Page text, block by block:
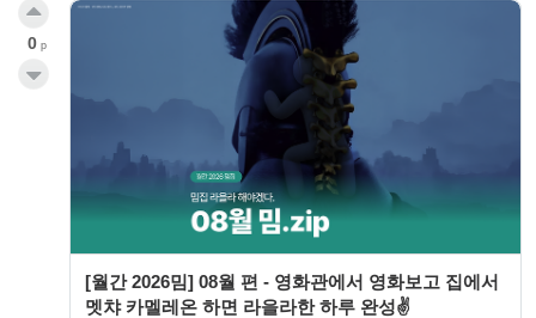
[월간 2026밈] 08월 편 - 영화관에서 영화보고 집에서
멧챠 카멜레온 하면 라을라한 하루 완성✌️
0 p